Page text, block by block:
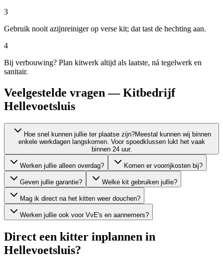
3
Gebruik nooit azijnreiniger op verse kit; dat tast de hechting aan.
4
Bij verbouwing? Plan kitwerk altijd als laatste, ná tegelwerk en
sanitair.
Veelgestelde vragen — Kitbedrijf
Hellevoetsluis
Hoe snel kunnen jullie ter plaatse zijn?Meestal kunnen wij binnen
enkele werkdagen langskomen. Voor spoedklussen lukt het vaak
binnen 24 uur.
Werken jullie alleen overdag? Komen er voorrijkosten bij?
Geven jullie garantie? Welke kit gebruiken jullie?
Mag ik direct na het kitten weer douchen?
Werken jullie ook voor VvE's en aannemers?
Direct een kitter inplannen in
Hellevoetsluis?